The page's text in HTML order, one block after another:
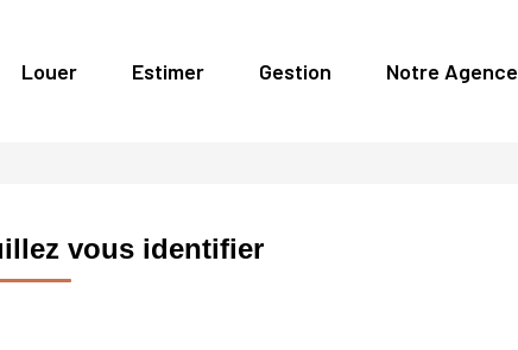
Louer Estimer Gestion Notre Agence
vous identifier